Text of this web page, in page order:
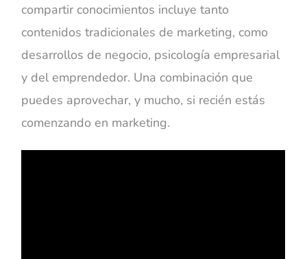
compartir conocimientos incluye tanto
contenidos tradicionales de marketing, como
desarrollos de negocio, psicología empresarial
y del emprendedor. Una combinación que
puedes aprovechar, y mucho, si recién estás
comenzando en marketing.